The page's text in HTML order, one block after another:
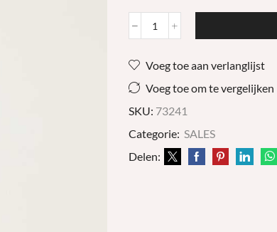
Koffie
Beige
aantal
Voeg toe aan verlanglijst
Voeg toe om te vergelijken
SKU: 73241
Categorie: SALES
Delen: